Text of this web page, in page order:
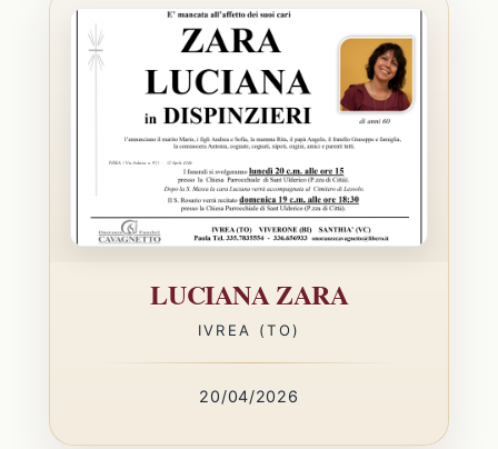
LUCIANA ZARA
IVREA (TO)
20/04/2026